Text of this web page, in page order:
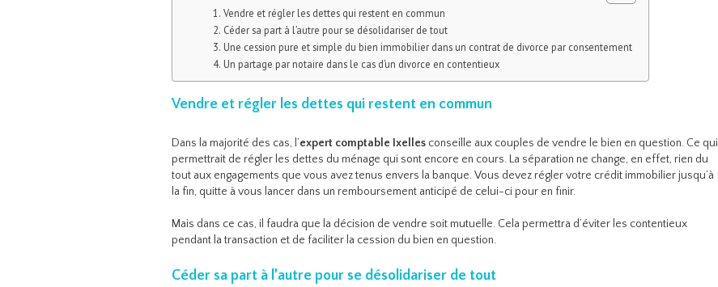
Vendre et régler les dettes qui restent en commun
Céder sa part à l’autre pour se désolidariser de tout
Une cession pure et simple du bien immobilier dans un contrat de divorce par consentement
Un partage par notaire dans le cas d’un divorce en contentieux
Vendre et régler les dettes qui restent en commun
Dans la majorité des cas, l’expert comptable Ixelles conseille aux couples de vendre le bien en question. Ce qui
permettrait de régler les dettes du ménage qui sont encore en cours. La séparation ne change, en effet, rien du
tout aux engagements que vous avez tenus envers la banque. Vous devez régler votre crédit immobilier jusqu’à
la fin, quitte à vous lancer dans un remboursement anticipé de celui-ci pour en finir.
Mais dans ce cas, il faudra que la décision de vendre soit mutuelle. Cela permettra d’éviter les contentieux
pendant la transaction et de faciliter la cession du bien en question.
Céder sa part à l’autre pour se désolidariser de tout